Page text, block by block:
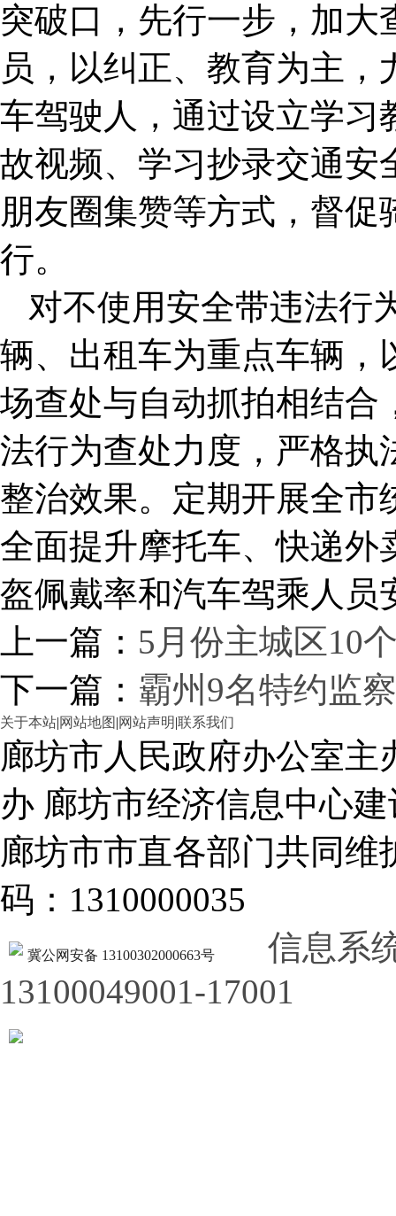
突破口，先行一步，加
员，以纠正、教育为主
车驾驶人，通过设立学习
故视频、学习抄录交通安
朋友圈集赞等方式，督
行。
对不使用安全带违法行
辆、出租车为重点车辆，
场查处与自动抓拍相结合
法行为查处力度，严格执
整治效果。定期开展全市
全面提升摩托车、快递外
盔佩戴率和汽车驾乘人员
上一篇： 5月份主城区10
下一篇： 霸州9名特约监
关于本站|网站地图 |网站声明|联系我们
廊坊市人民政府办公室
办 廊坊市经济信息中心建
廊坊市市直各部门共同
码：1310000035
冀公网安备 13100302000663号
信息系
13100049001-17001